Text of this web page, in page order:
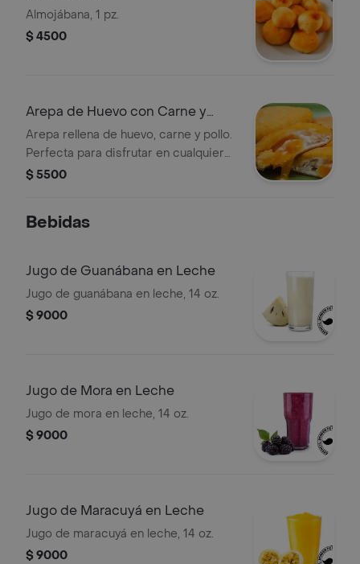
Almojábana, 1 pz.
$ 4500
Arepa de Huevo con Carne y
Pollo
Arepa rellena de huevo, carne y pollo.
Perfecta para disfrutar en cualquier
momento del día.
$ 5500
Bebidas
Jugo de Guanábana en Leche
Jugo de guanábana en leche, 14 oz.
$ 9000
Jugo de Mora en Leche
Jugo de mora en leche, 14 oz.
$ 9000
Jugo de Maracuyá en Leche
Jugo de maracuyá en leche, 14 oz.
$ 9000